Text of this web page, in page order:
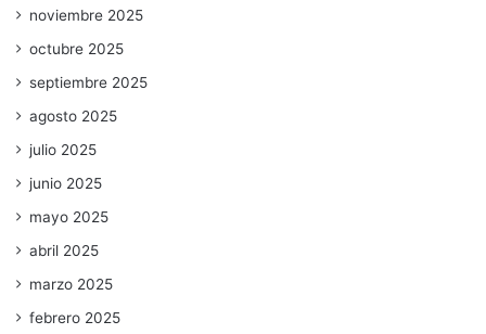
noviembre 2025
octubre 2025
septiembre 2025
agosto 2025
julio 2025
junio 2025
mayo 2025
abril 2025
marzo 2025
febrero 2025